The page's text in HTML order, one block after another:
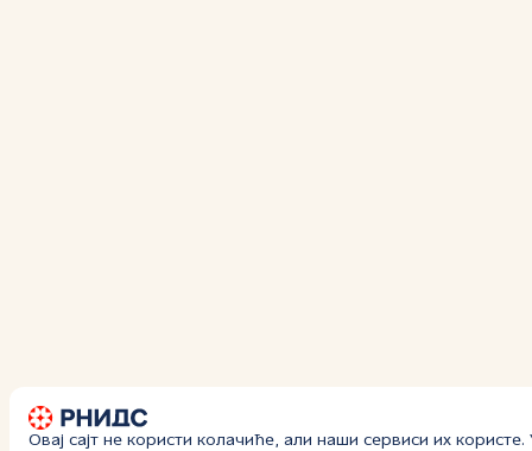
Овај сајт не користи колачиће, али наши сервиси их